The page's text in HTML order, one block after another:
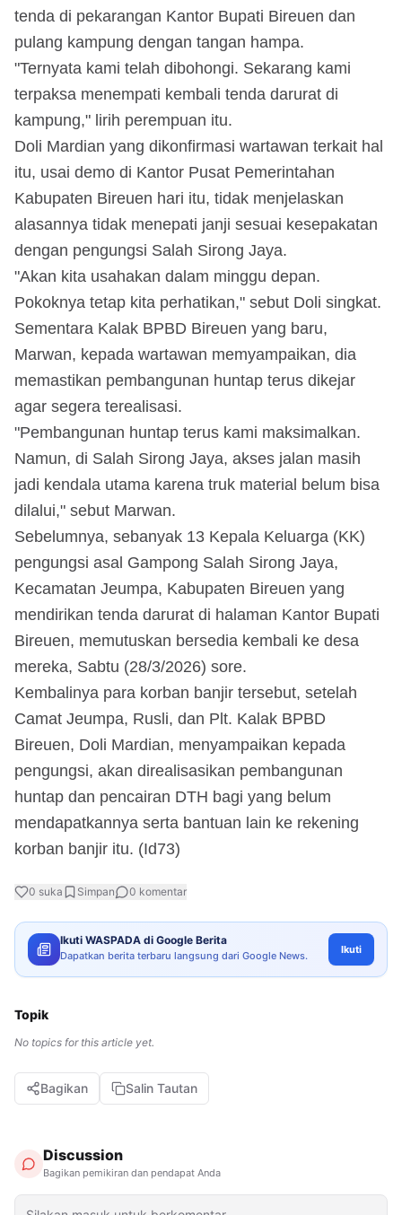
tenda di pekarangan Kantor Bupati Bireuen dan
pulang kampung dengan tangan hampa.
"Ternyata kami telah dibohongi. Sekarang kami
terpaksa menempati kembali tenda darurat di
kampung," lirih perempuan itu.
Doli Mardian yang dikonfirmasi wartawan terkait hal
itu, usai demo di Kantor Pusat Pemerintahan
Kabupaten Bireuen hari itu, tidak menjelaskan
alasannya tidak menepati janji sesuai kesepakatan
dengan pengungsi Salah Sirong Jaya.
"Akan kita usahakan dalam minggu depan.
Pokoknya tetap kita perhatikan," sebut Doli singkat.
Sementara Kalak BPBD Bireuen yang baru,
Marwan, kepada wartawan memyampaikan, dia
memastikan pembangunan huntap terus dikejar
agar segera terealisasi.
​"Pembangunan huntap terus kami maksimalkan.
Namun, di Salah Sirong Jaya, akses jalan masih
jadi kendala utama karena truk material belum bisa
dilalui," sebut Marwan.
Sebelumnya, sebanyak 13 Kepala Keluarga (KK)
pengungsi asal Gampong Salah Sirong Jaya,
Kecamatan Jeumpa, Kabupaten Bireuen yang
mendirikan tenda darurat di halaman Kantor Bupati
Bireuen, memutuskan bersedia kembali ke desa
mereka, Sabtu (28/3/2026) sore.
Kembalinya para korban banjir tersebut, setelah
Camat Jeumpa, Rusli, dan Plt. Kalak BPBD
Bireuen, Doli Mardian, menyampaikan kepada
pengungsi, akan direalisasikan pembangunan
huntap dan pencairan DTH bagi yang belum
mendapatkannya serta bantuan lain ke rekening
korban banjir itu. (Id73)
0 suka Simpan 0 komentar
Ikuti WASPADA di Google Berita
Dapatkan berita terbaru langsung dari Google News. Ikuti
Topik
No topics for this article yet.
Bagikan Salin Tautan
Discussion
Bagikan pemikiran dan pendapat Anda